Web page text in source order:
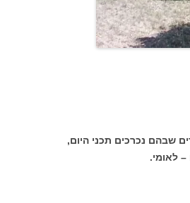
שבהם נכרכים תכני היום,
לאומי.